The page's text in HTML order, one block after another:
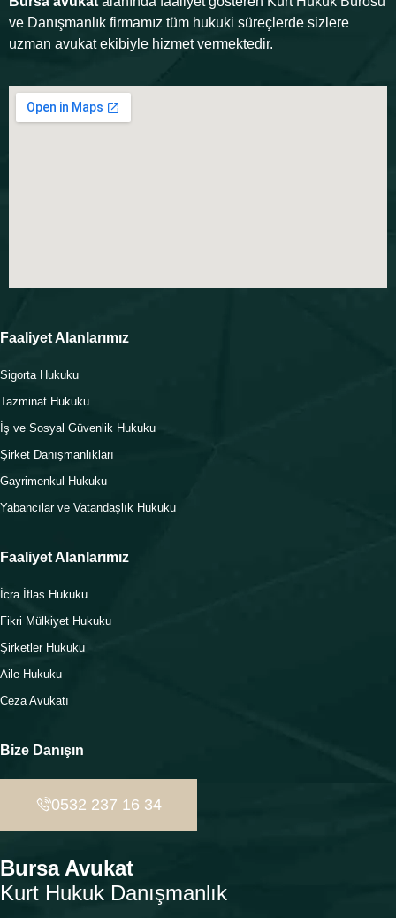
ve Danışmanlık firmamız tüm hukuki süreçlerde sizlere
uzman avukat ekibiyle hizmet vermektedir.
Faaliyet Alanlarımız
Sigorta Hukuku
Tazminat Hukuku
İş ve Sosyal Güvenlik Hukuku
Şirket Danışmanlıkları
Gayrimenkul Hukuku
Yabancılar ve Vatandaşlık Hukuku
Faaliyet Alanlarımız
İcra İflas Hukuku
Fikri Mülkiyet Hukuku
Şirketler Hukuku
Aile Hukuku
Ceza Avukatı
Bize Danışın
0532 237 16 34
Bursa Avukat
Kurt Hukuk Danışmanlık